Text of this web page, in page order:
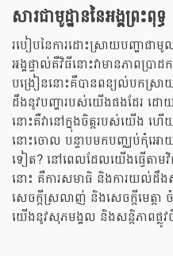
សារជាមូដ្ឋាននៃអង្គព្រះពុទ្ធ
របៀបនៃការដោះស្រាយបញ្ហាជា
អង្គផ្ទាល់គឺវិធីនោះវាមានភាពប្
បង្រៀននោះគឺបានពន្យល់បកស្រា
ដឹងនូវបញ្ហារបស់យើងផងដែរ
នោះគឺវានៅក្នុងចិត្តរបស់យើង
នោះចោល បន្ទាបមកបញ្ឈប់កុំអោយ
ទៀត? នៅពេលដែលយើងធ្វើតាម
នោះ គឺការសមាធិ និងការយល់ដឹង
សេចក្តីស្រលាញ់ និងសេចក្តីមេត្តា
យើងនូវសុភមង្គល និងសន្តិភាពផ្លូវចិ